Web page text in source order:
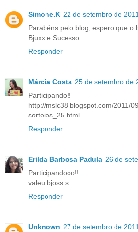
Simone.K 22 de setembro de
Parabéns pelo blog, espero que o
Bjuxx e Sucesso.
Responder
Márcia Costa 25 de setembro de
Participando!!
http://mslc38.blogspot.com/2011/
sorteios_25.html
Responder
Erilda Barbosa Padula 26 de
Participandooo!!
valeu bjoss.s..
Responder
Unknown 27 de setembro de